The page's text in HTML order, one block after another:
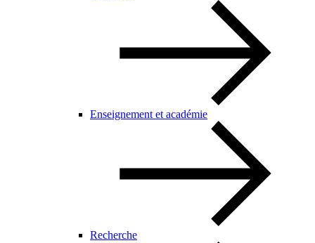
Enseignement et académie
Recherche